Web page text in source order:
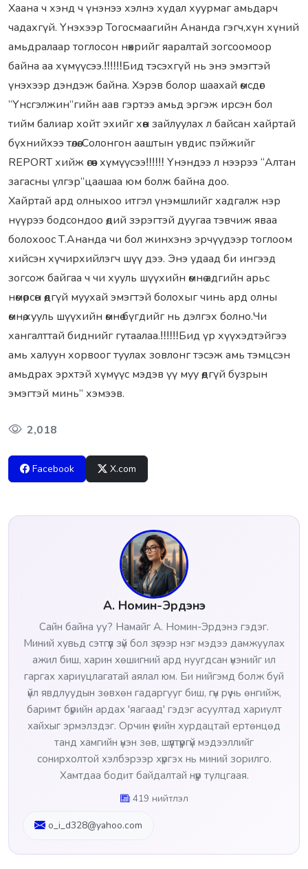
Хаана ч хэнд ч үнэнээ хэлнэ худал хуурмаг амьдарч
чадахгүй. Үнэхээр Тогосмаагийн Ананда гэгч,хүн хүний
амьдралаар тоглосон нөхрийг яаралтай зогсоомоор
байна аа хүмүүсээ.‼‼‼Бид тэсэхгүй нь энэ эмэгтэй
үнэхээр дэндэж байна. Хэрэв болор шаахай өмсдөг
“Үнсгэлжин”гийн аав гэртээ амьд эргэж ирсэн бол
тийм балиар хойт эхийг хөөн зайлуулах л байсан хайртай
бүхнийхээ төлөө. Солонгон ааштын увдис пэйжийг
REPORT хийж өгөөч хүмүүсээ‼‼‼ Үнэндээ л нээрээ “Алтан
загасны үлгэр”цаашаа юм болж байна доо.
Хайртай ард олныхоо итгэл үнэмшлийг хадгалж нэр
нүүрээ бодсондоо өдий зэрэгтэй дуугаа тэвчиж яваа
болохоос Т.Ананда чи бол жинхэнэ эрчүүдээр тоглоом
хийсэн хүчирхийлэгч шүү дээ. Энэ удаад би ингээд
зогсож байгаа ч чи хууль шүүхийн өмнө адгийн арьс
нөмөрсөн өөдгүй муухай эмэгтэй болохыг чинь ард олны
өмнө,хууль шүүхийн өмнө бүгдийг нь дэлгэх болно.Чи
хангалттай биднийг гутаалаа.‼‼‼Бид үр хүүхэдтэйгээ
амь халуун хорвоог туулах зовлонг тэсэж амь тэмцсэн
амьдрах эрхтэй хүмүүс мэдэв үү муу өөдгүй бузрын
эмэгтэй минь” хэмээв.
2,018
Facebook X.com
А. Номин-Эрдэнэ
Сайн байна уу? Намайг А. Номин-Эрдэнэ гэдэг.
Миний хувьд сэтгүүл зүй бол зүгээр нэг мэдээ дамжуулах
ажил биш, харин хөшигний ард нуугдсан үнэнийг ил
гаргах хариуцлагатай аялал юм. Би нийгэмд болж буй
үйл явдлуудын зөвхөн гадаргууг биш, гүн рүү нь өнгийж,
баримт бүрийн ардах 'яагаад' гэдэг асуултад хариулт
хайхыг эрмэлздэг. Орчин үеийн хурдацтай ертөнцөд
танд хамгийн үнэн зөв, шүүлтүүргүй мэдээллийг
сонирхолтой хэлбэрээр хүргэх нь миний зорилго.
Хамтдаа бодит байдалтай нүүр тулцгаая.
419 нийтлэл
o_i_d328@yahoo.com